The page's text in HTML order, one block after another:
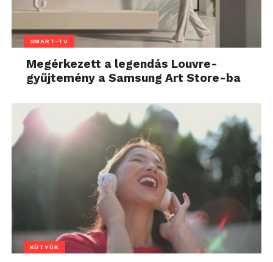
SMART-TV
Megérkezett a legendás Louvre-
gyűjtemény a Samsung Art Store-ba
KÜTYÜK